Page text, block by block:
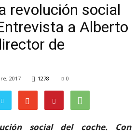
revolución social
a Alberto
de
2017 1278 0
social del coche. Con